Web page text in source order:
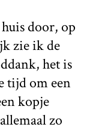
door, op
zie ik de
het is
tijd om een
kopje
zo